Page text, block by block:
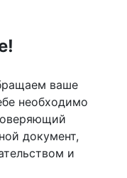
ваше
необходимо
документ,
и